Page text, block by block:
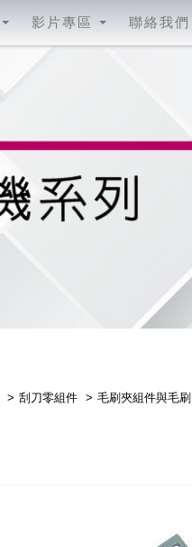
影片專區 聯絡我們
刮刀零組件 毛刷夾組件與毛刷